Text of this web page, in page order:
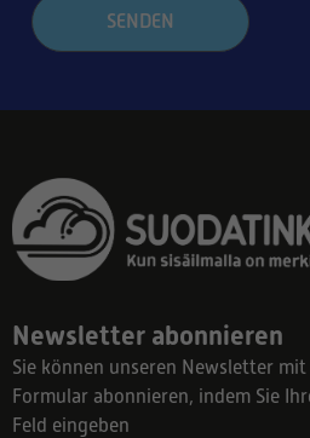
SENDEN
Newsletter abonnieren
Sie können unseren Newsletter
Formular abonnieren, indem Sie
Feld eingeben